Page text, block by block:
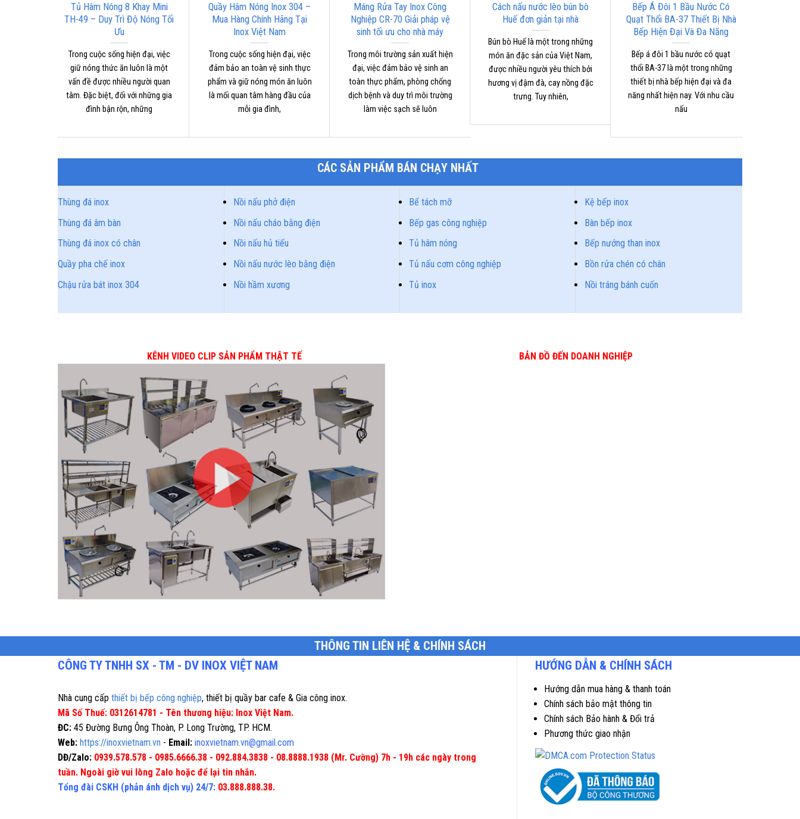
Tủ Hâm Nóng 8 Khay Mini
TH-49 – Duy Trì Độ Nóng Tối
Ưu
Trong cuộc sống hiện đại, việc
giữ nóng thức ăn luôn là một
vấn đề được nhiều người quan
tâm. Đặc biệt, đối với những gia
đình bận rộn, những
Quầy Hâm Nóng Inox 304 –
Mua Hàng Chính Hãng Tại
Inox Việt Nam
Trong cuộc sống hiện đại, việc
đảm bảo an toàn vệ sinh thực
phẩm và giữ nóng món ăn luôn
là mối quan tâm hàng đầu của
mỗi gia đình,
Máng Rửa Tay Inox Công
Nghiệp CR-70 Giải pháp vệ
sinh tối ưu cho nhà máy
Trong môi trường sản xuất hiện
đại, việc đảm bảo vệ sinh an
toàn thực phẩm, phòng chống
dịch bệnh và duy trì môi trường
làm việc sạch sẽ luôn
Cách nấu nước lèo bún bò
Huế đơn giản tại nhà
Bún bò Huế là một trong những
món ăn đặc sản của Việt Nam,
được nhiều người yêu thích bởi
hương vị đậm đà, cay nồng đặc
trưng. Tuy nhiên,
Bếp Á Đôi 1 Bầu Nước Có
Quạt Thổi BA-37 Thiết Bị Nhà
Bếp Hiện Đại Và Đa Năng
Bếp á đôi 1 bầu nước có quạt
thổi BA-37 là một trong những
thiết bị nhà bếp hiện đại và đa
năng nhất hiện nay. Với nhu cầu
nấu
CÁC SẢN PHẨM BÁN CHẠY NHẤT
Thùng đá inox
Thùng đá âm bàn
Thùng đá inox có chân
Quầy pha chế inox
Chậu rửa bát inox 304
Nồi nấu phở điện
Nồi nấu cháo bằng điện
Nồi nấu hủ tiếu
Nồi nấu nước lèo bằng điện
Nồi hầm xương
Bể tách mỡ
Bếp gas công nghiệp
Tủ hâm nóng
Tủ nấu cơm công nghiệp
Tủ inox
Kệ bếp inox
Bàn bếp inox
Bếp nướng than inox
Bồn rửa chén có chân
Nồi tráng bánh cuốn
KÊNH VIDEO CLIP SẢN PHẨM THẬT TẾ BẢN ĐỒ ĐẾN DOANH NGHIỆP
THÔNG TIN LIÊN HỆ & CHÍNH SÁCH
CÔNG TY TNHH SX - TM - DV INOX VIỆT NAM
Nhà cung cấp thiết bị bếp công nghiệp, thiết bị quầy bar cafe & Gia công inox.
Mã Số Thuế: 0312614781 - Tên thương hiệu: Inox Việt Nam.
ĐC: 45 Đường Bưng Ông Thoàn, P. Long Trường, TP. HCM.
Web: https://inoxvietnam.vn - Email: inoxvietnam.vn@gmail.com
DĐ/Zalo: 0939.578.578 - 0985.6666.38 - 092.884.3838 - 08.8888.1938 (Mr. Cường) 7h - 19h các ngày trong
tuần. Ngoài giờ vui lòng Zalo hoặc để lại tin nhắn.
Tổng đài CSKH (phản ánh dịch vụ) 24/7: 03.888.888.38.
HƯỚNG DẪN & CHÍNH SÁCH
Hướng dẫn mua hàng & thanh toán
Chính sách bảo mật thông tin
Chính sách Bảo hành & Đổi trả
Phương thức giao nhận